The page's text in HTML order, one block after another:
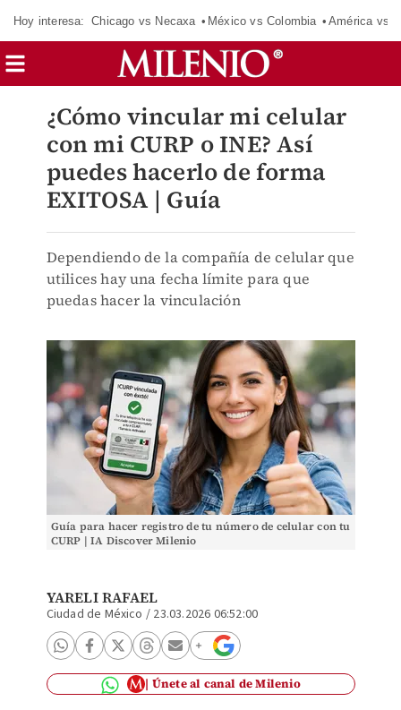
Hoy interesa: Chicago vs Necaxa México vs Colombia América vs
¿Cómo vincular mi celular
con mi CURP o INE? Así
puedes hacerlo de forma
EXITOSA | Guía
Dependiendo de la compañía de celular que
utilices hay una fecha límite para que
puedas hacer la vinculación
Guía para hacer registro de tu número de celular con tu
CURP | IA Discover Milenio
YARELI RAFAEL
Ciudad de México / 23.03.2026 06:52:00
Únete al canal de Milenio